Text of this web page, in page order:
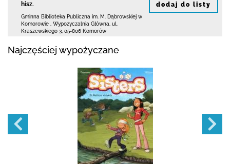
hisz.
Gminna Biblioteka Publiczna im. M. Dąbrowskiej w
Komorowie
Wypożyczalnia Główna, ul.
Kraszewskiego 3 05-806 Komorów
dodaj do listy
Najczęściej wypożyczane